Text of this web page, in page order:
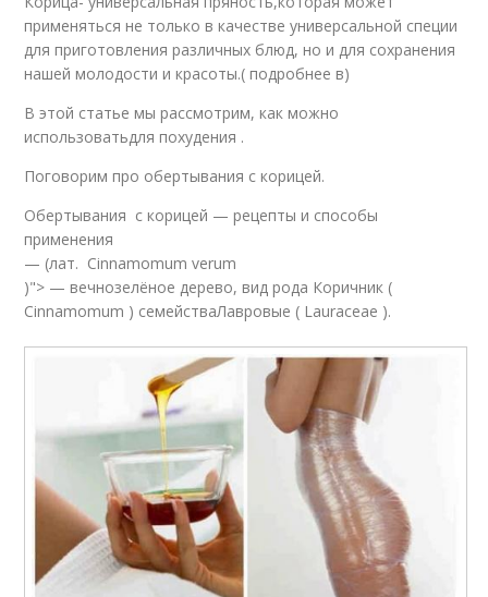
применяться не только в качестве универсальной специи
для приготовления различных блюд, но и для сохранения
нашей молодости и красоты.( подробнее в)
В этой статье мы рассмотрим, как можно
использоватьдля похудения .
Поговорим про обертывания с корицей.
Обертывания с корицей — рецепты и способы
применения
— (лат. Cinnamomum verum
)"> — вечнозелёное дерево, вид рода Коричник (
Cinnamomum ) семействаЛавровые ( Lauraceae ).